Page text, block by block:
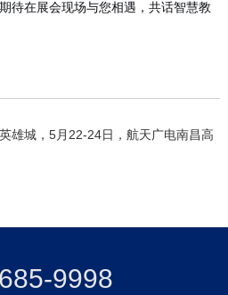
待在展会现场与您相遇，共话智慧教
雄城，5月22-24日，航天广电南昌高
9998